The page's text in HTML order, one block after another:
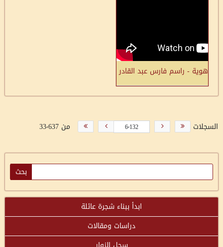
هوية - راسم فارس عبد القادر حمام - مدينة اللد: أكبر جريمة إلي ببيع
السجلات من 33٬637
ابدأ ببناء شجرة عائلة
دراسات ومقالات